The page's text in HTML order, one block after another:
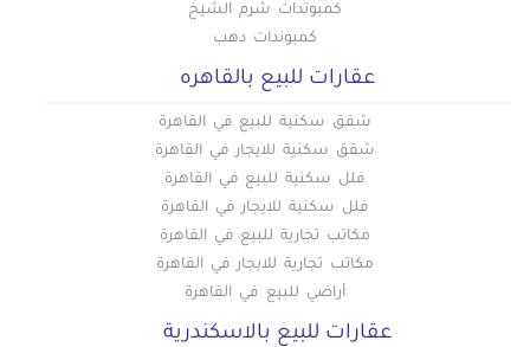
كمبوندات شرم الشيخ
كمبوندات دهب
عقارات للبيع بالقاهره
شقق سكنية للبيع في القاهرة
شقق سكنية للايجار في القاهرة
فلل سكنية للبيع في القاهرة
فلل سكنية للايجار في القاهرة
مكاتب تجارية للبيع في القاهرة
مكاتب تجارية للايجار في القاهرة
أراضي للبيع في القاهرة
عقارات للبيع بالاسكندرية